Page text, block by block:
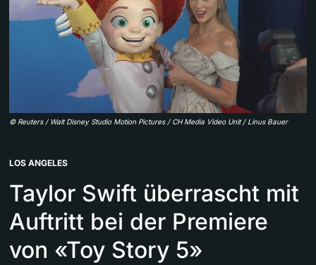
© Reuters / Walt Disney Studio Motion Pictures / CH Media Video Unit / Linus Bauer
LOS ANGELES
Taylor Swift überrascht mit
Auftritt bei der Premiere
von «Toy Story 5»